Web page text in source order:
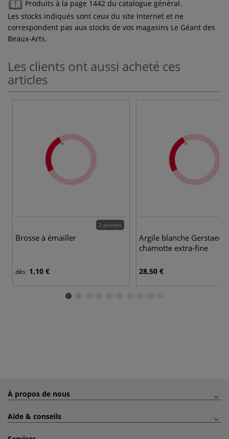
Produits à la page 1442 du catalogue général.
Les stocks indiqués sont ceux du site Internet et ne
correspondent pas aux stocks de vos magasins Le Géant des
Beaux-Arts.
Les clients ont aussi acheté ces
articles
2 pointes
Brosse à émailler
dès 1,10 €
Argile blanche
chamotte extra-fine
28,50 €
À propos de nous
Aide & conseils